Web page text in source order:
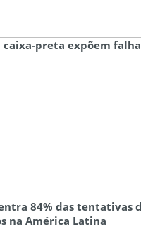
caixa-preta expõem
84% das tentativas
na América Latina